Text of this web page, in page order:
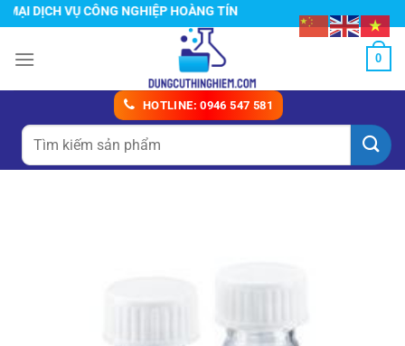
Chuyển
đến
nội
DỊCH VỤ CÔNG NGHIỆP HOÀNG TÍN
0
HOTLINE: 0946 547 581
Tìm
kiếm: